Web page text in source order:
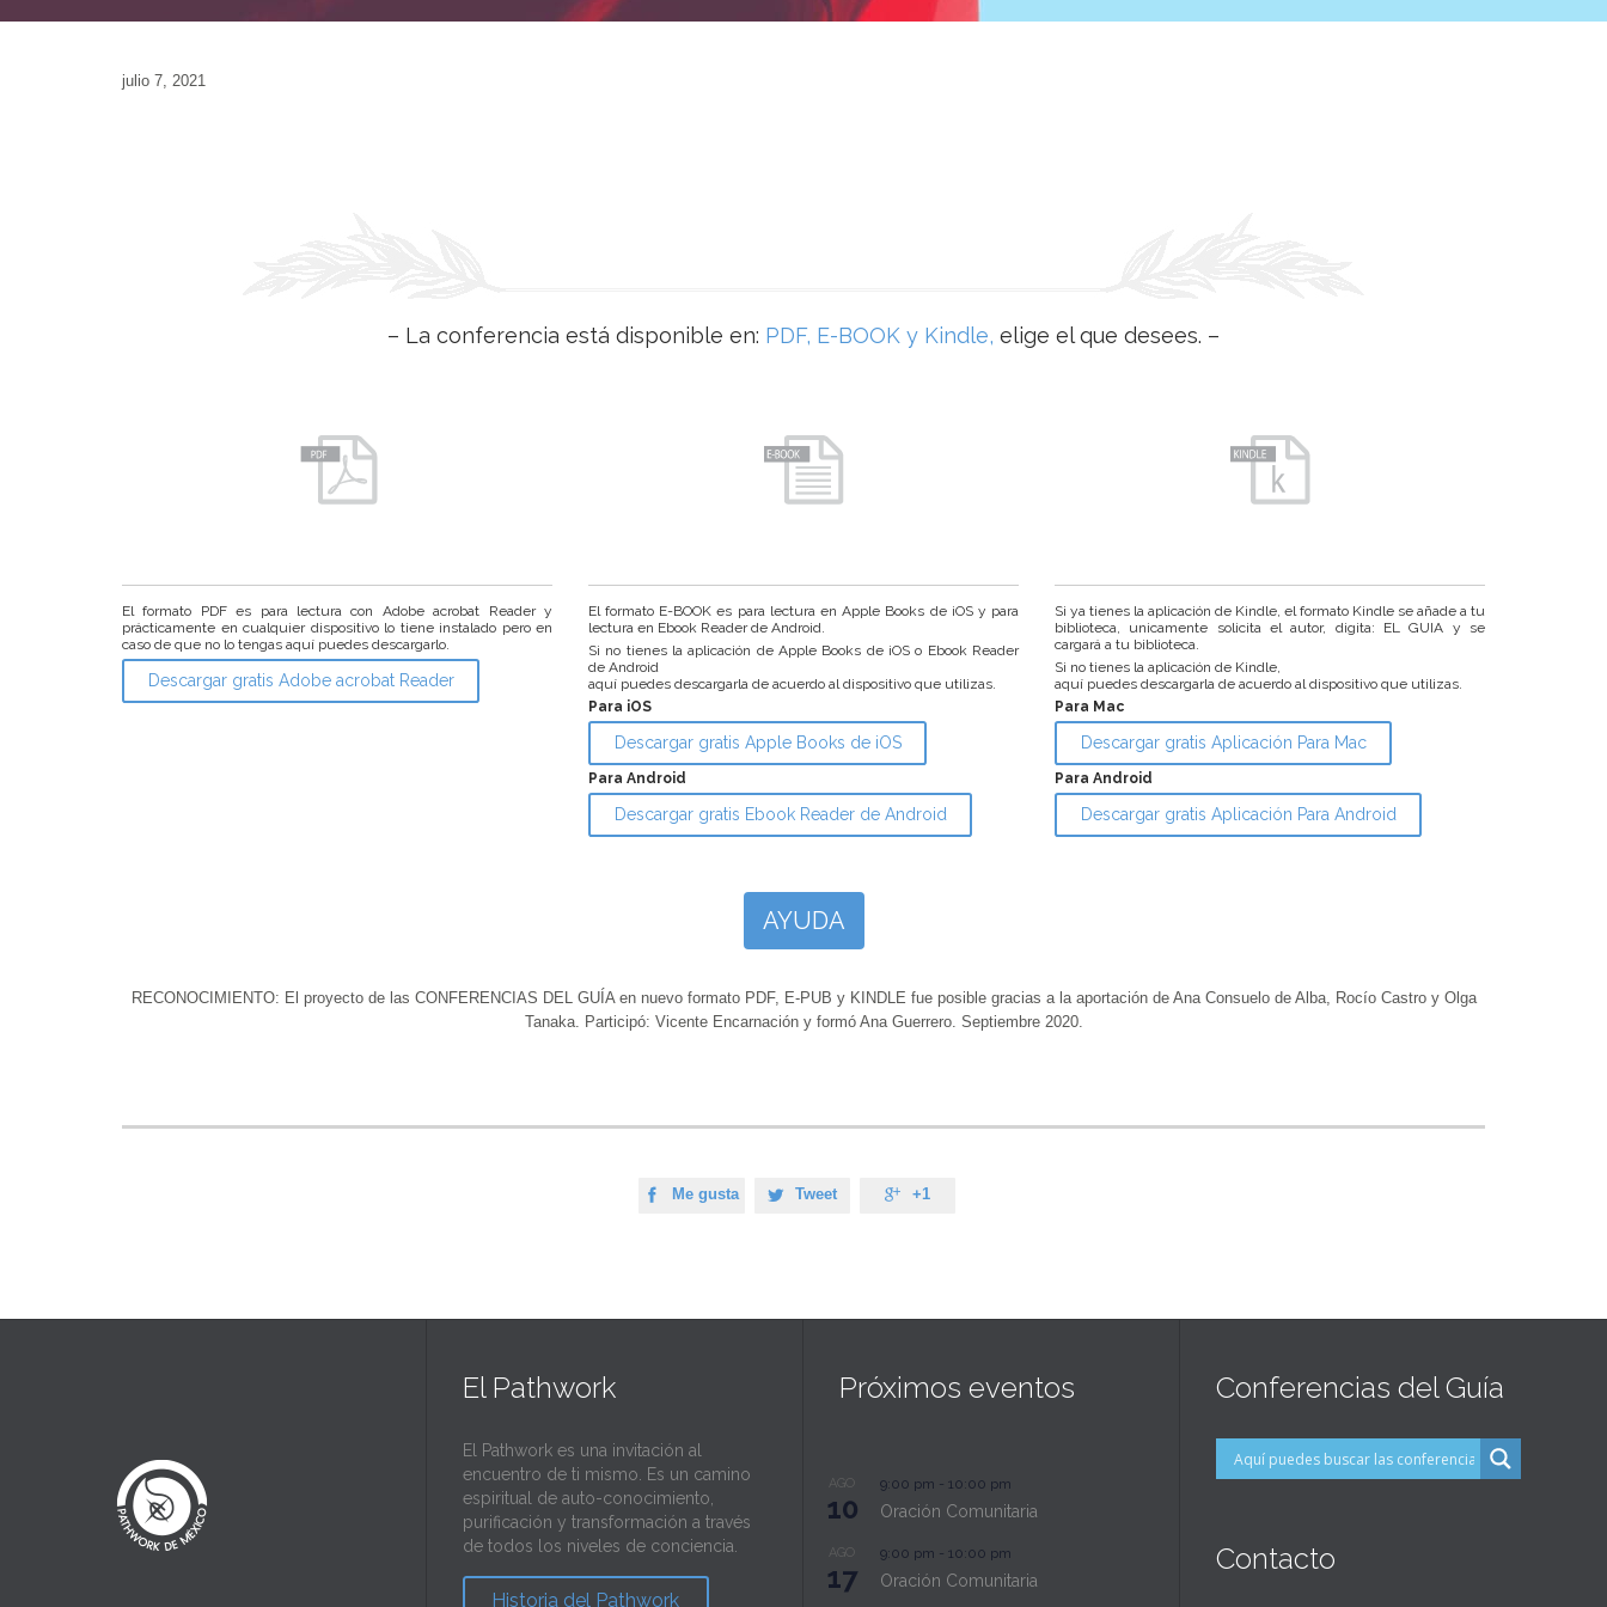
julio 7, 2021
– La conferencia está disponible en: PDF, E-BOOK y Kindle, elige el que desees. –
El formato PDF es para lectura con Adobe acrobat Reader y
prácticamente en cualquier dispositivo lo tiene instalado pero en
caso de que no lo tengas aquí puedes descargarlo.
Descargar gratis Adobe acrobat Reader
El formato E-BOOK es para lectura en Apple Books de iOS y para
lectura en Ebook Reader de Android.
Si no tienes la aplicación de Apple Books de iOS o Ebook Reader
de Android
aquí puedes descargarla de acuerdo al dispositivo que utilizas.
Para iOS
Descargar gratis Apple Books de iOS
Para Android
Descargar gratis Ebook Reader de Android
Si ya tienes la aplicación de Kindle, el formato Kindle se añade a tu
biblioteca, unicamente solicita el autor, digita: EL GUIA y se
cargará a tu biblioteca.
Si no tienes la aplicación de Kindle,
aquí puedes descargarla de acuerdo al dispositivo que utilizas.
Para Mac
Descargar gratis Aplicación Para Mac
Para Android
Descargar gratis Aplicación Para Android
AYUDA
RECONOCIMIENTO: El proyecto de las CONFERENCIAS DEL GUÍA en nuevo formato PDF, E-PUB y KINDLE fue posible gracias a la aportación de Ana Consuelo de Alba, Rocío Castro y Olga
Tanaka. Participó: Vicente Encarnación y formó Ana Guerrero. Septiembre 2020.
 Me gusta  Tweet  +1
El Pathwork
El Pathwork es una invitación al
encuentro de ti mismo. Es un camino
espiritual de auto-conocimiento,
purificación y transformación a través
de todos los niveles de conciencia.
Historia del Pathwork
Próximos eventos
AGO
10
9:00 pm - 10:00 pm
Oración Comunitaria
AGO
17
9:00 pm - 10:00 pm
Oración Comunitaria
Conferencias del Guía
Contacto